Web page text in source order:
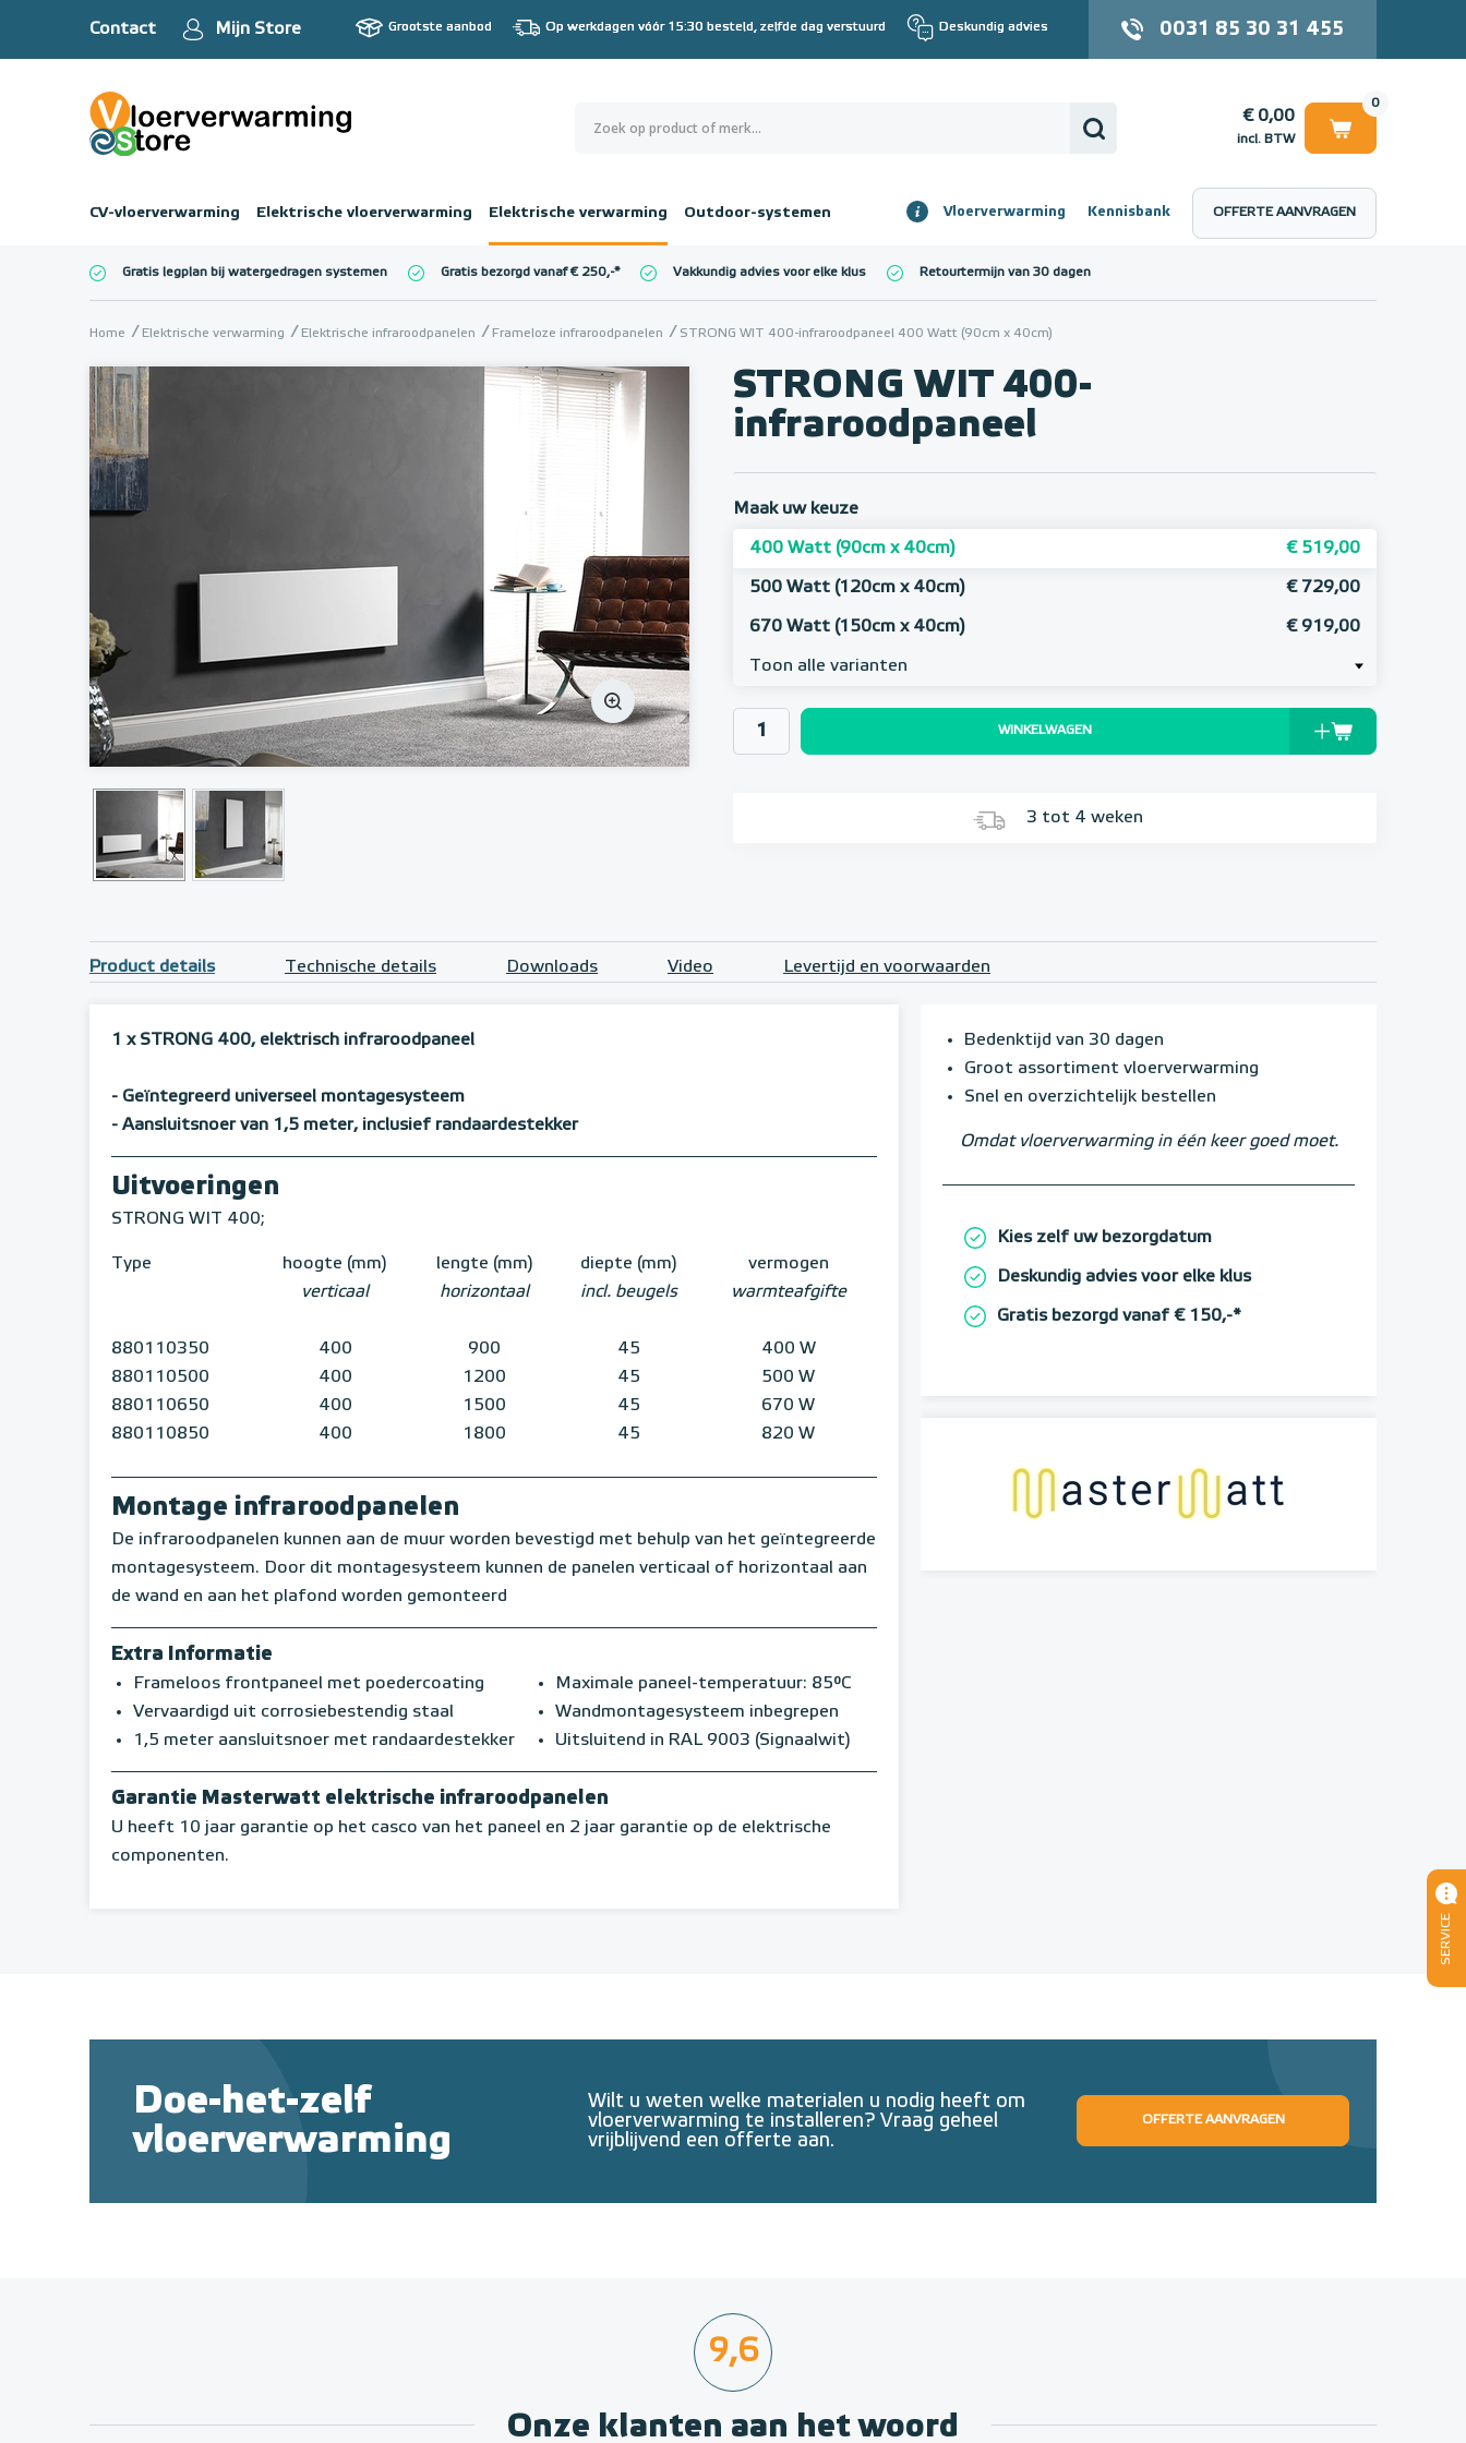
Contact Mijn Store Grootste aanbod Op werkdagen vóór 15:30 besteld, zelfde dag verstuurd Deskundig advies 0031 85 30 31 455
0
€ 0,00
incl. BTW
€ 0,00
CV-vloerverwarming Elektrische vloerverwarming Elektrische verwarming Outdoor-systemen
€ 0,00 Vloerverwarming Kennisbank OFFERTE AANVRAGEN
Gratis legplan bij watergedragen systemen Gratis bezorgd vanaf € 250,-* Vakkundig advies voor elke klus Retourtermijn van 30 dagen
Home Elektrische verwarming Elektrische infraroodpanelen Frameloze infraroodpanelen STRONG WIT 400-infraroodpaneel 400 Watt (90cm x 40cm)
STRONG WIT 400-
infraroodpaneel
Maak uw keuze
400 Watt (90cm x 40cm) € 519,00
500 Watt (120cm x 40cm) € 729,00
670 Watt (150cm x 40cm) € 919,00
Toon alle varianten
WINKELWAGEN
3 tot 4 weken
Product details Technische details Downloads Video Levertijd en voorwaarden
1 x STRONG 400, elektrisch infraroodpaneel
- Geïntegreerd universeel montagesysteem
- Aansluitsnoer van 1,5 meter, inclusief randaardestekker
Uitvoeringen
STRONG WIT 400;
Type hoogte (mm) lengte (mm) diepte (mm)
vermogen
verticaal
horizontaal incl. beugels warmteafgifte
880110350 400 900 45
400 W
880110500
400 1200 45
500 W
880110650
400 1500 45
670 W
880110850
400 1800 45 820 W
Montage infraroodpanelen
De infraroodpanelen kunnen aan de muur worden bevestigd met behulp van het geïntegreerde
montagesysteem. Door dit montagesysteem kunnen de panelen verticaal of horizontaal aan
de wand en aan het plafond worden gemonteerd
Extra Informatie
Frameloos frontpaneel met poedercoating
Vervaardigd uit corrosiebestendig staal
1,5 meter aansluitsnoer met randaardestekker
Maximale paneel-temperatuur: 85°C
Wandmontagesysteem inbegrepen
Uitsluitend in RAL 9003 (Signaalwit)
Garantie Masterwatt elektrische infraroodpanelen
U heeft 10 jaar garantie op het casco van het paneel en 2 jaar garantie op de elektrische
componenten.
Bedenktijd van 30 dagen
Groot assortiment vloerverwarming
Snel en overzichtelijk bestellen
Omdat vloerverwarming in één keer goed moet.
Kies zelf uw bezorgdatum
Deskundig advies voor elke klus
Gratis bezorgd vanaf € 150,-*
Doe-het-zelf
vloerverwarming
Wilt u weten welke materialen u nodig heeft om
vloerverwarming te installeren? Vraag geheel
vrijblijvend een offerte aan.
OFFERTE AANVRAGEN
9,6
Onze klanten aan het woord
SERVICE